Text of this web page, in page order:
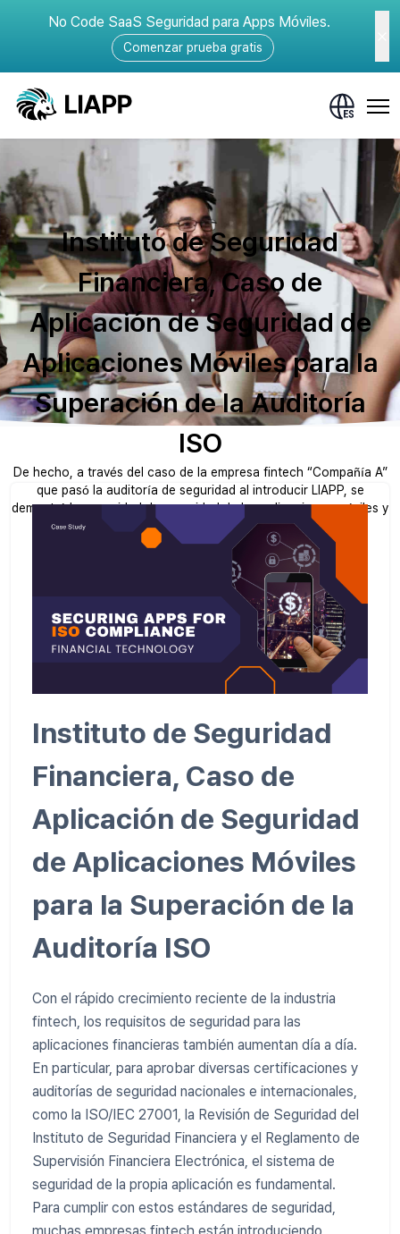
No Code SaaS Seguridad para Apps Móviles.
Comenzar prueba gratis
Instituto de Seguridad
Financiera, Caso de
Aplicación de Seguridad de
Aplicaciones Móviles para la
Superación de la Auditoría
ISO
De hecho, a través del caso de la empresa fintech “Compañía A”
que pasó la auditoría de seguridad al introducir LIAPP, se
demostró la necesidad de seguridad de las aplicaciones móviles y
el efecto real de la aplicación.
Instituto de Seguridad
Financiera, Caso de
Aplicación de Seguridad
de Aplicaciones Móviles
para la Superación de la
Auditoría ISO
Con el rápido crecimiento reciente de la industria
fintech, los requisitos de seguridad para las
aplicaciones financieras también aumentan día a día.
En particular, para aprobar diversas certificaciones y
auditorías de seguridad nacionales e internacionales,
como la ISO/IEC 27001, la Revisión de Seguridad del
Instituto de Seguridad Financiera y el Reglamento de
Supervisión Financiera Electrónica, el sistema de
seguridad de la propia aplicación es fundamental.
Para cumplir con estos estándares de seguridad,
muchas empresas fintech están introduciendo